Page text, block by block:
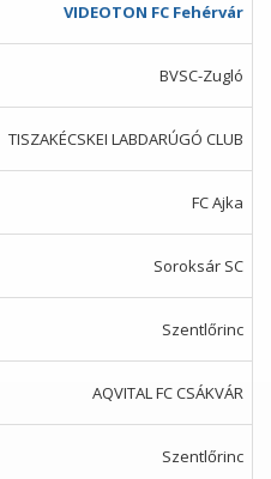
VIDEOTON FC Fehérvár
BVSC-Zugló
TISZAKÉCSKEI LABDARÚGÓ CLUB
FC Ajka
Soroksár SC
Szentlőrinc
AQVITAL FC CSÁKVÁR
Szentlőrinc